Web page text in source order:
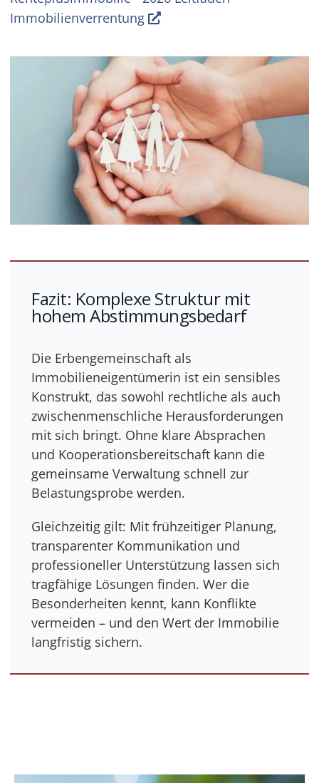
Immobilienverrentung
Fazit: Komplexe Struktur mit
hohem Abstimmungsbedarf
Die Erbengemeinschaft als
Immobilieneigentümerin ist ein sensibles
Konstrukt, das sowohl rechtliche als auch
zwischenmenschliche Herausforderungen
mit sich bringt. Ohne klare Absprachen
und Kooperationsbereitschaft kann die
gemeinsame Verwaltung schnell zur
Belastungsprobe werden.
Gleichzeitig gilt: Mit frühzeitiger Planung,
transparenter Kommunikation und
professioneller Unterstützung lassen sich
tragfähige Lösungen finden. Wer die
Besonderheiten kennt, kann Konflikte
vermeiden – und den Wert der Immobilie
langfristig sichern.